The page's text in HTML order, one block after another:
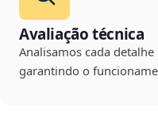
Avaliação técnica
Analisamos cada
garantindo o